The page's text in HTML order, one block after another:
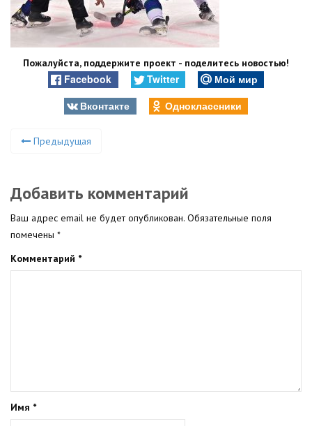
Пожалуйста, поддержите проект - поделитесь новостью!
Facebook Twitter
Мой мир
Вконтакте
Одноклассники
Предыдущая
Добавить комментарий
Ваш адрес email не будет опубликован. Обязательные поля
помечены *
Комментарий *
Имя *